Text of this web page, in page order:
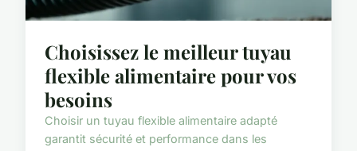
Choisissez le meilleur tuyau
flexible alimentaire pour vos
besoins
Choisir un tuyau flexible alimentaire adapté
garantit sécurité et performance dans les